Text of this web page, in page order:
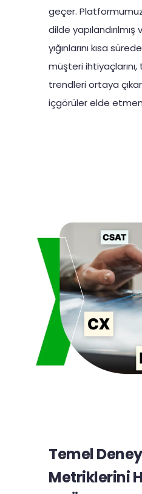
geçer.
dilde
yığınlarını kısa
müşteri
trendleri ortaya
içgörüler elde
Temel
Metriklerini